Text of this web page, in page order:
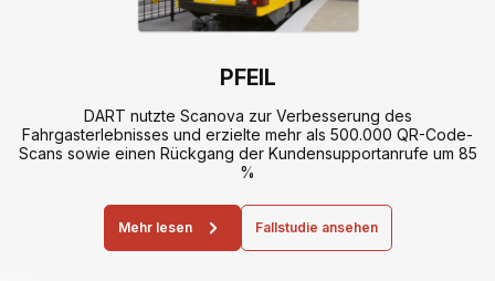
PFEIL
DART nutzte Scanova zur Verbesserung des
Fahrgasterlebnisses und erzielte mehr als 500.000 QR-Code-
Scans sowie einen Rückgang der Kundensupportanrufe um 85
%
Mehr lesen Fallstudie ansehen